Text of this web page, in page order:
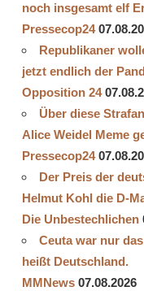
OXFORD
UNIVERSITY
PANDEMIE
DER
GEIMPFTEN
THE
LANCET
TOTE
noch insgesamt elf
Pressecop24
Republikaner
jetzt endlich der
Opposition 24
Über diese
Alice Weidel Meme
Pressecop24
Der Preis der
Helmut Kohl die
Die Unbestechlichen
Ceuta war nur
heißt Deutschland.
MMNews 07.08.2026